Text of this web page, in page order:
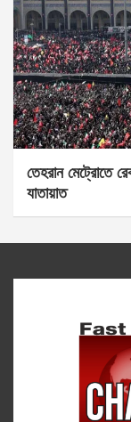
তেহরান মেট্রোতে
যাতায়াত